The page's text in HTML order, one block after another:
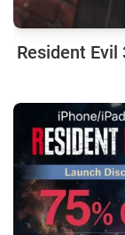
Resident Evil